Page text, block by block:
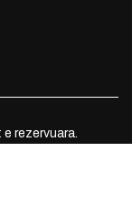
rezervuara.